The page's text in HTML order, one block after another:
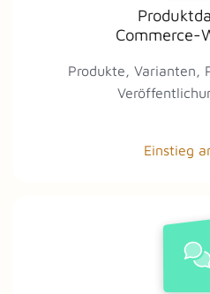
Commerce-
Produkte, Varianten,
Einstieg